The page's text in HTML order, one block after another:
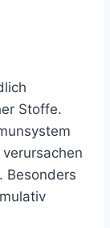
Stoffe.
Besonders